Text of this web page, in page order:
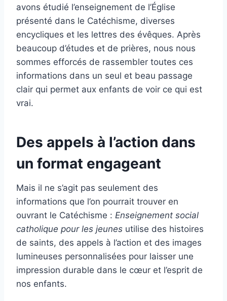
avons étudié l’enseignement de l’Église
présenté dans le Catéchisme, diverses
encycliques et les lettres des évêques. Après
beaucoup d’études et de prières, nous nous
sommes efforcés de rassembler toutes ces
informations dans un seul et beau passage
clair qui permet aux enfants de voir ce qui est
vrai.
Des appels à l’action dans
un format engageant
Mais il ne s’agit pas seulement des
informations que l’on pourrait trouver en
ouvrant le Catéchisme : Enseignement social
catholique pour les jeunes utilise des histoires
de saints, des appels à l’action et des images
lumineuses personnalisées pour laisser une
impression durable dans le cœur et l’esprit de
nos enfants.